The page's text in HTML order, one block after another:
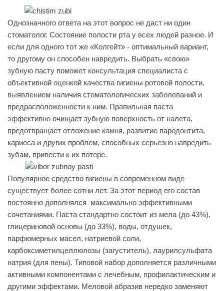
Однозначного ответа на этот вопрос не даст ни один
стоматолог. Состояние полости рта у всех людей разное. И
если для одного тот же «Колгейт» - оптимальный вариант,
то другому он способен навредить. Выбрать «свою»
зубную пасту поможет консультация специалиста с
объективной оценкой качества гигиены ротовой полости,
выявлением наличия стоматологических заболеваний и
предрасположенности к ним. Правильная паста
эффективно очищает зубную поверхность от налета,
предотвращает отложение камня, развитие пародонтита,
кариеса и других проблем, способных серьезно навредить
зубам, привести к их потере.
Популярное средство гигиены в современном виде
существует более сотни лет. За этот период его состав
постоянно дополнялся максимально эффективными
сочетаниями. Паста стандартно состоит из мела (до 43%),
глицериновой основы (до 33%), воды, отдушек,
парфюмерных масел, натриевой соли,
карбоксиметилцеллюлозы (загуститель), лаурилсульфата
натрия (для пены). Типовой набор дополняется различными
активными компонентами с лечебным, профилактическим и
другими эффектами. Меловой абразив нередко заменяют